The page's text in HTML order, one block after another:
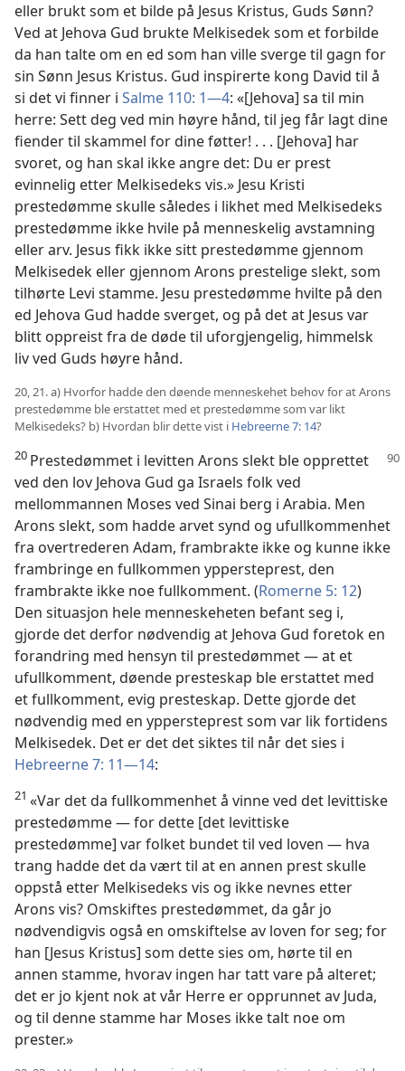
eller brukt som et bilde på Jesus Kristus, Guds Sønn?
Ved at Jehova Gud brukte Melkisedek som et forbilde
da han talte om en ed som han ville sverge til gagn for
sin Sønn Jesus Kristus. Gud inspirerte kong David til å
si det vi finner i Salme 110: 1—4: «[Jehova] sa til min
herre: Sett deg ved min høyre hånd, til jeg får lagt dine
fiender til skammel for dine føtter! . . . [Jehova] har
svoret, og han skal ikke angre det: Du er prest
evinnelig etter Melkisedeks vis.» Jesu Kristi
prestedømme skulle således i likhet med Melkisedeks
prestedømme ikke hvile på menneskelig avstamning
eller arv. Jesus fikk ikke sitt prestedømme gjennom
Melkisedek eller gjennom Arons prestelige slekt, som
tilhørte Levi stamme. Jesu prestedømme hvilte på den
ed Jehova Gud hadde sverget, og på det at Jesus var
blitt oppreist fra de døde til uforgjengelig, himmelsk
liv ved Guds høyre hånd.
20, 21. a) Hvorfor hadde den døende menneskehet behov for at Arons
prestedømme ble erstattet med et prestedømme som var likt
Melkisedeks? b) Hvordan blir dette vist i Hebreerne 7: 14?
20 Prestedømmet i levitten Arons slekt ble opprettet
ved den lov Jehova Gud ga Israels folk ved
mellommannen Moses ved Sinai berg i Arabia. Men
Arons slekt, som hadde arvet synd og ufullkommenhet
fra overtrederen Adam, frambrakte ikke og kunne ikke
frambringe en fullkommen yppersteprest, den
frambrakte ikke noe fullkomment. (Romerne 5: 12)
Den situasjon hele menneskeheten befant seg i,
gjorde det derfor nødvendig at Jehova Gud foretok en
forandring med hensyn til prestedømmet — at et
ufullkomment, døende presteskap ble erstattet med
et fullkomment, evig presteskap. Dette gjorde det
nødvendig med en yppersteprest som var lik fortidens
Melkisedek. Det er det det siktes til når det sies i
Hebreerne 7: 11—14:
21 «Var det da fullkommenhet å vinne ved det levittiske
prestedømme — for dette [det levittiske
prestedømme] var folket bundet til ved loven — hva
trang hadde det da vært til at en annen prest skulle
oppstå etter Melkisedeks vis og ikke nevnes etter
Arons vis? Omskiftes prestedømmet, da går jo
nødvendigvis også en omskiftelse av loven for seg; for
han [Jesus Kristus] som dette sies om, hørte til en
annen stamme, hvorav ingen har tatt vare på alteret;
det er jo kjent nok at vår Herre er opprunnet av Juda,
og til denne stamme har Moses ikke talt noe om
prester.»